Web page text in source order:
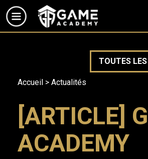
TOUTES
Accueil > Actualités
[ARTICLE]
ACADEMY